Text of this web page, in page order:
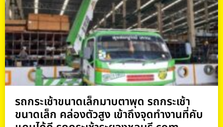
รถกระเช้าขนาดเล็กมาบตาพุด รถกระเช้า
ขนาดเล็ก คล่องตัวสูง เข้าถึงจุดทำงานที่คับ